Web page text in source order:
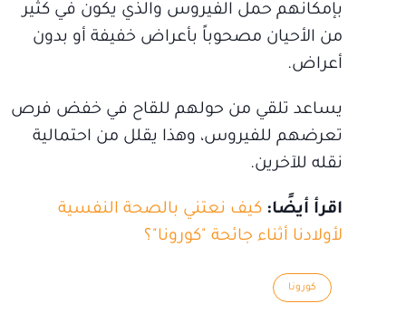
بإمكانهم حمل الفيروس والذي يكون في كثير
من الأحيان مصحوباً بأعراض خفيفة أو بدون
أعراض.
يساعد تلقي من حولهم للقاح في خفض فرص
تعرضهم للفيروس، وهذا يقلل من احتمالية
نقله للآخرين.
اقرأ أيضًا: كيف نعتني بالصحة النفسية
لأولادنا أثناء جائحة "كورونا"؟
كورونا